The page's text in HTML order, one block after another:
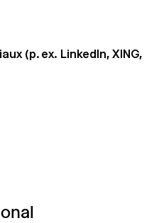
(p. ex. LinkedIn, XING,